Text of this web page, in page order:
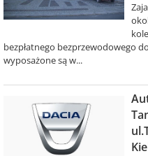
bezpłatnego bezprzewodowego
wyposażone są w...